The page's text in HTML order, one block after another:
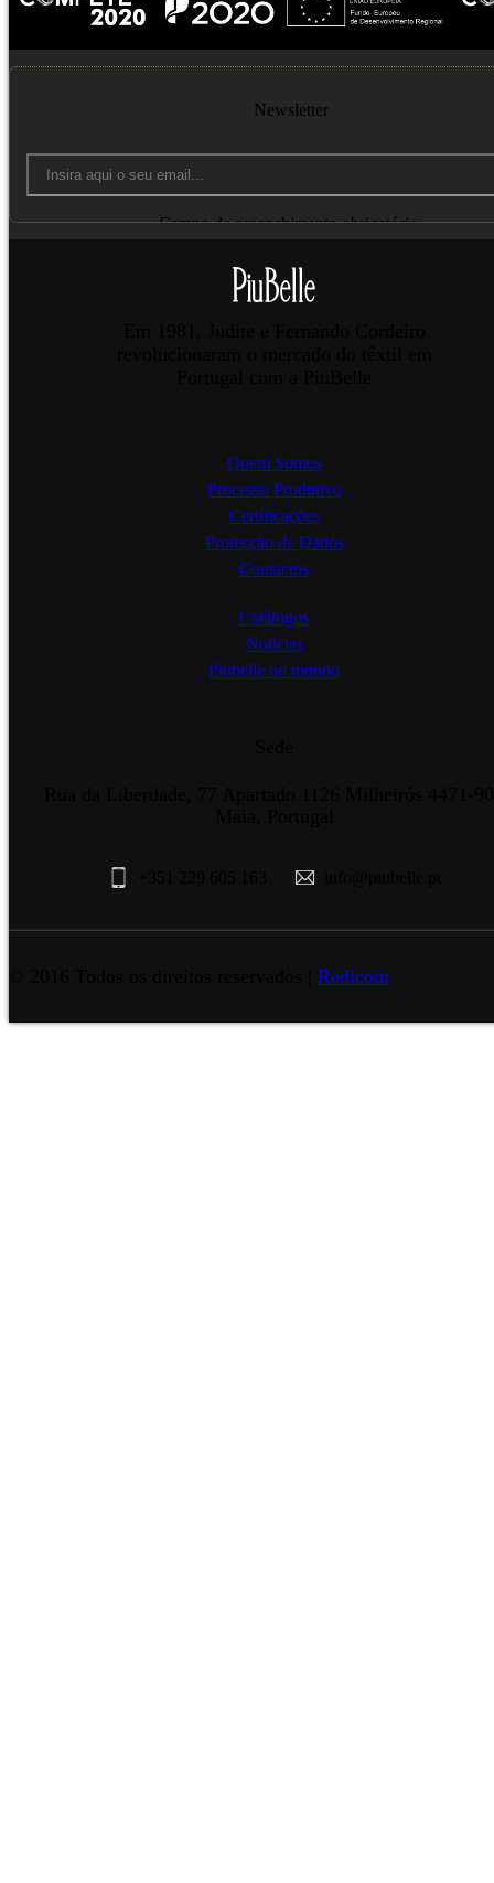
Newsletter
Campo de preenchimento obrigatório.
Enviar
Quem Somos
Processo Produtivo
Certificações
Protecção de Dados
Contactos
Catálogos
Notícias
Piubelle no mundo
Redicom